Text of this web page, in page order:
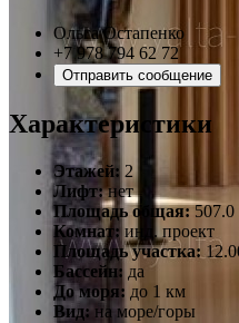
Ольга Остапенко
+7 978 794 62 72
Отправить сообщение
Характеристики
Этажей: 2
Лифт: нет
Площадь общая: 507.0
Комнат: инд. проект
Площадь участка:
Бассейн: да
До моря: до 1 км
Вид: на море/горы